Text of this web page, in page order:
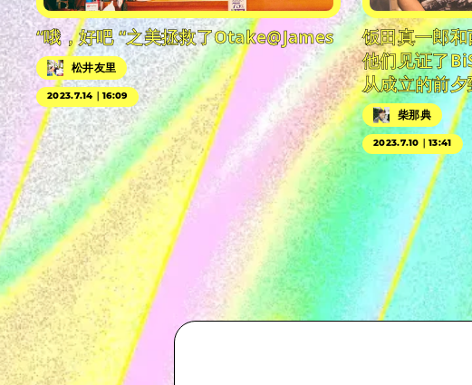
“哦，好吧 “之美拯救了Otake@James
松井友里
2023.7.14｜16:09
饭田真一郎
他们见证了
从成立的前夕
柴那典
2023.7.10｜13:41